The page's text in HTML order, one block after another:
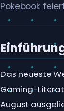
Pokebook
Das neueste
Gaming-
August